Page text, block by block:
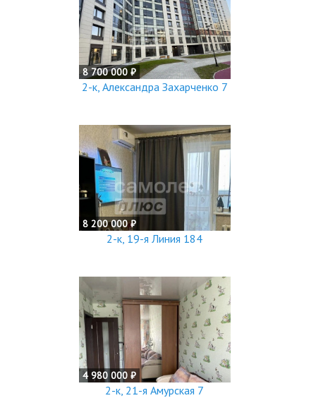
8 700 000 ₽
2-к, Александра Захарченко 7
8 200 000 ₽
2-к, 19-я Линия 184
4 980 000 ₽
2-к, 21-я Амурская 7